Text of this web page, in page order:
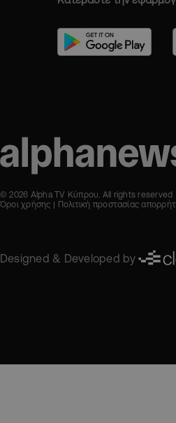
© 2026 Alpha TV Κύπρου. All rights reserved
Όροι χρήσης
Πολιτική προστασίας
Designed & Developed by